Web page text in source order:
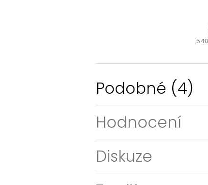
Podobné (4)
Hodnocení
Diskuze